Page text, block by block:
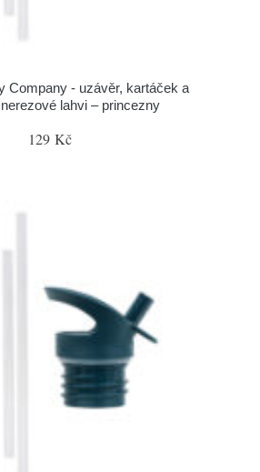
Company - uzávěr, kartáček a
lahvi – princezny
129 Kč